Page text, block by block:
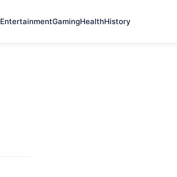
EntertainmentGamingHealthHistory